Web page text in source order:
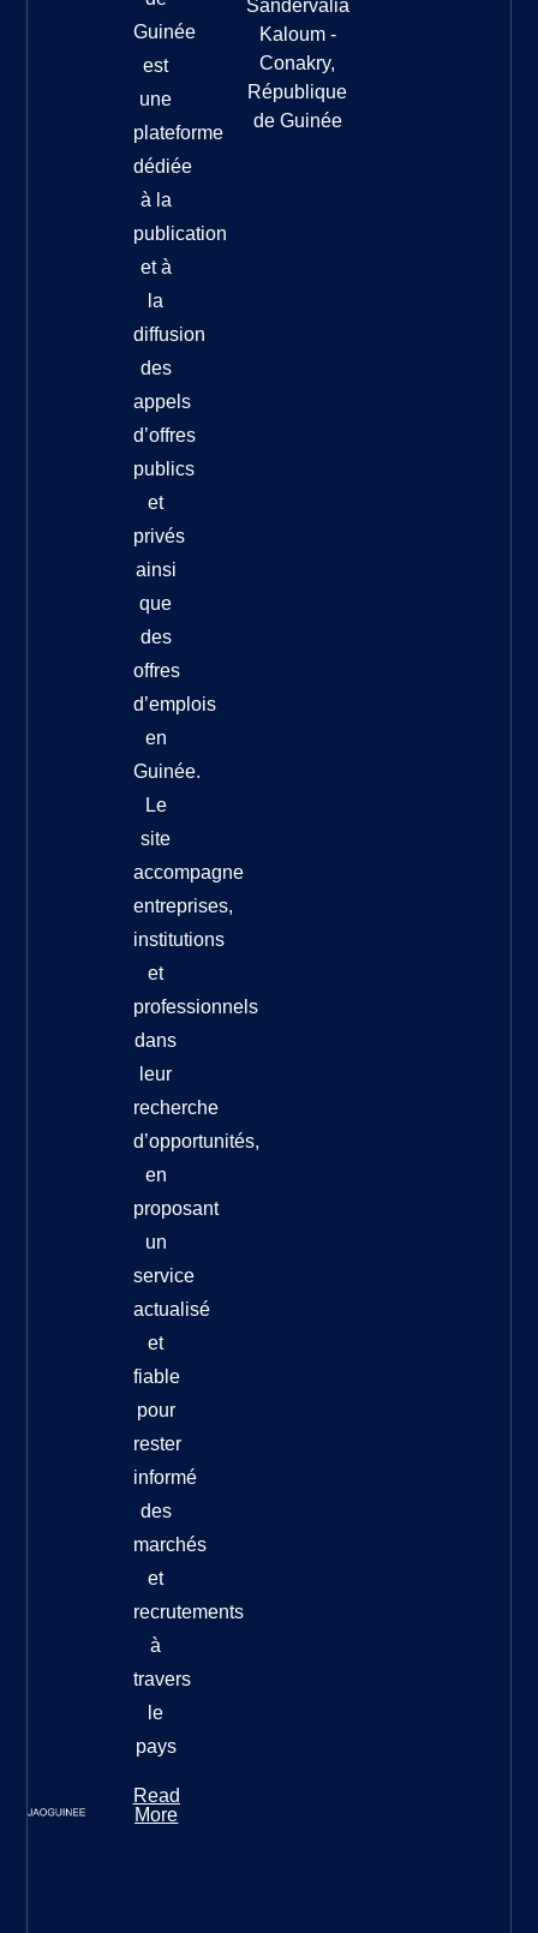
Guinée
est
une
plateforme
dédiée
à la
publication
et à
la
diffusion
des
appels
d’offres
publics
et
privés
ainsi
que
des
offres
d’emplois
en
Guinée.
Le
site
accompagne
entreprises,
institutions
et
professionnels
dans
leur
recherche
d’opportunités,
en
proposant
un
service
actualisé
et
fiable
pour
rester
informé
des
marchés
et
recrutements
à
travers
le
pays
Read
More
Sandervalia
Kaloum -
Conakry,
République
de Guinée